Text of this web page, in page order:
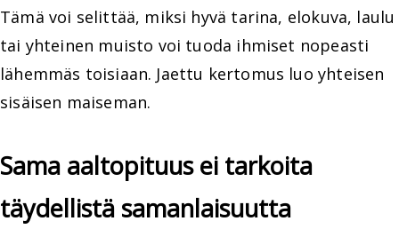
Tämä voi selittää, miksi hyvä tarina, elokuva, laulu
tai yhteinen muisto voi tuoda ihmiset nopeasti
lähemmäs toisiaan. Jaettu kertomus luo yhteisen
sisäisen maiseman.
Sama aaltopituus ei tarkoita
täydellistä samanlaisuutta